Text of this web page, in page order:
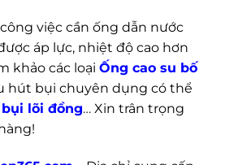
việc cần ống dẫn nước
áp lực, nhiệt độ cao hơn
khảo các loại Ống cao su bố
hút bụi chuyên dụng có thể
lõi đồng… Xin trân trọng